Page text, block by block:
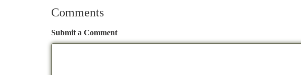
Comments
Submit a Comment